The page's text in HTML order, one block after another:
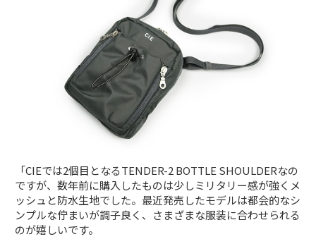
「CIEでは2個目となるTENDER-2 BOTTLE SHOULDERなの
ですが、数年前に購入したものは少しミリタリー感が強くメ
ッシュと防水生地でした。最近発売したモデルは都会的なシ
ンプルな佇まいが調子良く、さまざまな服装に合わせられる
のが嬉しいです。